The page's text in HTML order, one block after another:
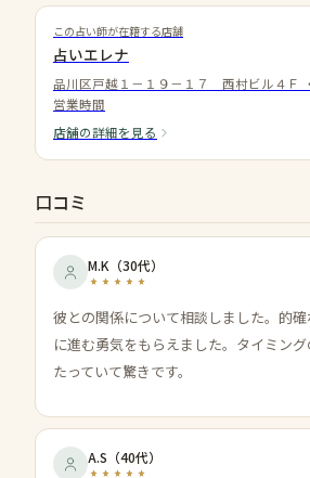
この占い師が在籍する店舗
占いエレナ
品川区戸越１－１９－１７ 西村ビル４Ｆ
・
営業時間
店舗の詳細を見る
口コミ
M.K （30代）
彼との関係について相談しました。的
に進む勇気をもらえました。タイミン
たっていて驚きです。
A.S （40代）